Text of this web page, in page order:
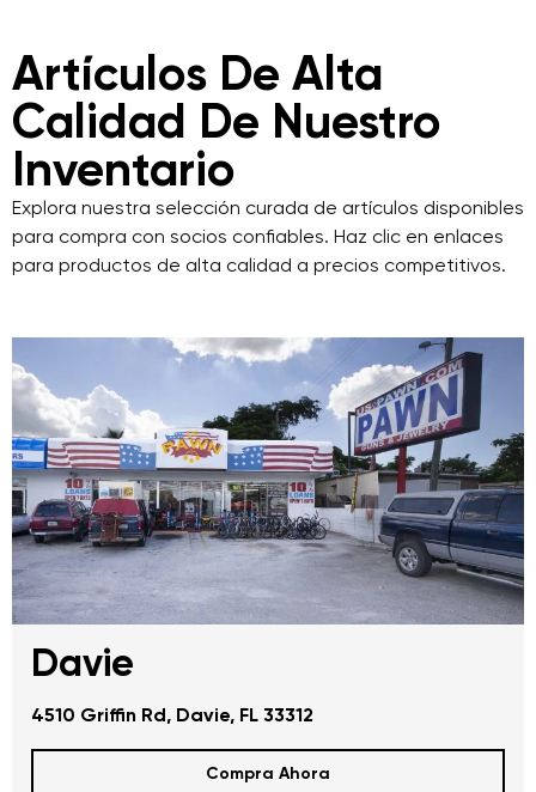
Artículos De Alta
Calidad De Nuestro
Inventario
Explora nuestra selección curada de artículos disponibles
para compra con socios confiables. Haz clic en enlaces
para productos de alta calidad a precios competitivos.
Davie
4510 Griffin Rd, Davie, FL 33312
Compra Ahora